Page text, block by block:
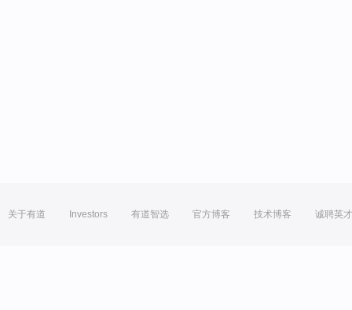
关于有道 Investors 有道智选 官方博客 技术博客 诚聘英才